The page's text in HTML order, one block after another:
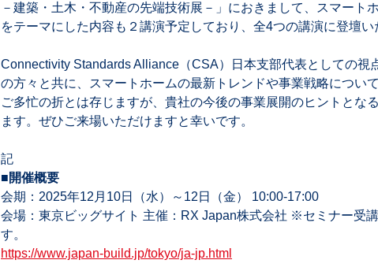
－建築・土木・不動産の先端技術展－」におきまして、スマート
をテーマにした内容も２講演予定しており、全4つの講演に登壇い
Connectivity Standards Alliance（CSA）日本支部代表としての視
の方々と共に、スマートホームの最新トレンドや事業戦略につい
ご多忙の折とは存じますが、貴社の今後の事業展開のヒントとな
ます。ぜひご来場いただけますと幸いです。
記
■開催概要
会期：2025年12月10日（水）～12日（金） 10:00-17:00
会場：東京ビッグサイト 主催：RX Japan株式会社 ※セミナー受
す。
https://www.japan-build.jp/tokyo/ja-jp.html